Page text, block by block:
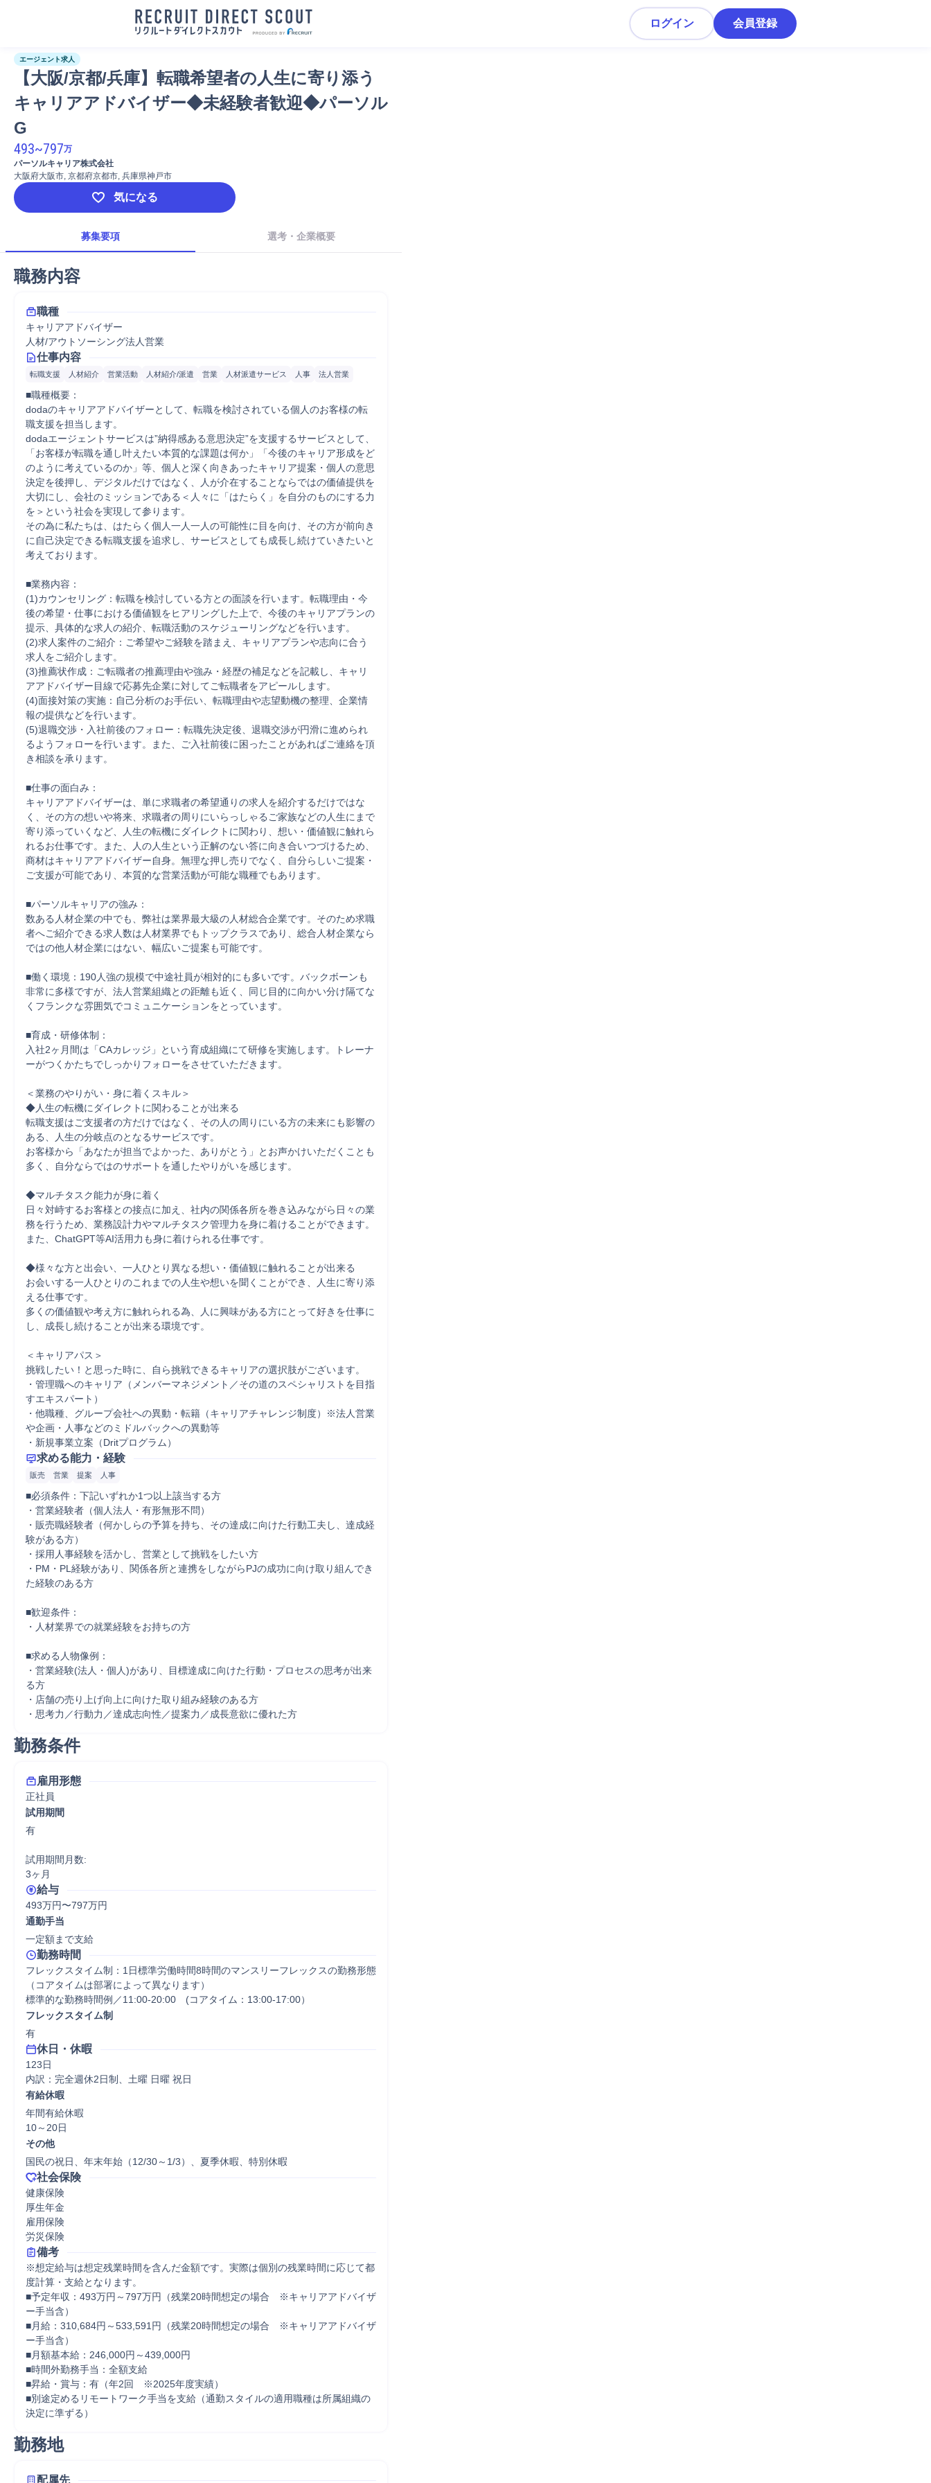
ログイン 会員登録
エージェント求人
【大阪/京都/兵庫】転職希望者の人生に寄り添う
キャリアアドバイザー◆未経験者歓迎◆パーソル
G
493~797万
パーソルキャリア株式会社
大阪府大阪市, 京都府京都市, 兵庫県神戸市
気になる
募集要項 選考・企業概要
職務内容
職種
キャリアアドバイザー
人材/アウトソーシング法人営業
仕事内容
転職支援 人材紹介 営業活動 人材紹介/派遣 営業 人材派遣サービス 人事 法人営業
■職種概要：
dodaのキャリアアドバイザーとして、転職を検討されている個人のお客様の転
職支援を担当します。
dodaエージェントサービスは”納得感ある意思決定”を支援するサービスとして、
「お客様が転職を通し叶えたい本質的な課題は何か」「今後のキャリア形成をど
のように考えているのか」等、個人と深く向きあったキャリア提案・個人の意思
決定を後押し、デジタルだけではなく、人が介在することならではの価値提供を
大切にし、会社のミッションである＜人々に「はたらく」を自分のものにする力
を＞という社会を実現して参ります。
その為に私たちは、はたらく個人一人一人の可能性に目を向け、その方が前向き
に自己決定できる転職支援を追求し、サービスとしても成長し続けていきたいと
考えております。
■業務内容：
(1)カウンセリング：転職を検討している方との面談を行います。転職理由・今
後の希望・仕事における価値観をヒアリングした上で、今後のキャリアプランの
提示、具体的な求人の紹介、転職活動のスケジューリングなどを行います。
(2)求人案件のご紹介：ご希望やご経験を踏まえ、キャリアプランや志向に合う
求人をご紹介します。
(3)推薦状作成：ご転職者の推薦理由や強み・経歴の補足などを記載し、キャリ
アアドバイザー目線で応募先企業に対してご転職者をアピールします。
(4)面接対策の実施：自己分析のお手伝い、転職理由や志望動機の整理、企業情
報の提供などを行います。
(5)退職交渉・入社前後のフォロー：転職先決定後、退職交渉が円滑に進められ
るようフォローを行います。また、ご入社前後に困ったことがあればご連絡を頂
き相談を承ります。
■仕事の面白み：
キャリアアドバイザーは、単に求職者の希望通りの求人を紹介するだけではな
く、その方の想いや将来、求職者の周りにいらっしゃるご家族などの人生にまで
寄り添っていくなど、人生の転機にダイレクトに関わり、想い・価値観に触れら
れるお仕事です。また、人の人生という正解のない答に向き合いつづけるため、
商材はキャリアアドバイザー自身。無理な押し売りでなく、自分らしいご提案・
ご支援が可能であり、本質的な営業活動が可能な職種でもあります。
■パーソルキャリアの強み：
数ある人材企業の中でも、弊社は業界最大級の人材総合企業です。そのため求職
者へご紹介できる求人数は人材業界でもトップクラスであり、総合人材企業なら
ではの他人材企業にはない、幅広いご提案も可能です。
■働く環境：190人強の規模で中途社員が相対的にも多いです。バックボーンも
非常に多様ですが、法人営業組織との距離も近く、同じ目的に向かい分け隔てな
くフランクな雰囲気でコミュニケーションをとっています。
■育成・研修体制：
入社2ヶ月間は「CAカレッジ」という育成組織にて研修を実施します。トレーナ
ーがつくかたちでしっかりフォローをさせていただきます。
＜業務のやりがい・身に着くスキル＞
◆人生の転機にダイレクトに関わることが出来る
転職支援はご支援者の方だけではなく、その人の周りにいる方の未来にも影響の
ある、人生の分岐点のとなるサービスです。
お客様から「あなたが担当でよかった、ありがとう」とお声かけいただくことも
多く、自分ならではのサポートを通したやりがいを感じます。
◆マルチタスク能力が身に着く
日々対峙するお客様との接点に加え、社内の関係各所を巻き込みながら日々の業
務を行うため、業務設計力やマルチタスク管理力を身に着けることができます。
また、ChatGPT等AI活用力も身に着けられる仕事です。
◆様々な方と出会い、一人ひとり異なる想い・価値観に触れることが出来る
お会いする一人ひとりのこれまでの人生や想いを聞くことができ、人生に寄り添
える仕事です。
多くの価値観や考え方に触れられる為、人に興味がある方にとって好きを仕事に
し、成長し続けることが出来る環境です。
＜キャリアパス＞
挑戦したい！と思った時に、自ら挑戦できるキャリアの選択肢がございます。
・管理職へのキャリア（メンバーマネジメント／その道のスペシャリストを目指
すエキスパート）
・他職種、グループ会社への異動・転籍（キャリアチャレンジ制度）※法人営業
や企画・人事などのミドルバックへの異動等
・新規事業立案（Dritプログラム）
求める能力・経験
販売 営業 提案 人事
■必須条件：下記いずれか1つ以上該当する方
・営業経験者（個人法人・有形無形不問）
・販売職経験者（何かしらの予算を持ち、その達成に向けた行動工夫し、達成経
験がある方）
・採用人事経験を活かし、営業として挑戦をしたい方
・PM・PL経験があり、関係各所と連携をしながらPJの成功に向け取り組んでき
た経験のある方
■歓迎条件：
・人材業界での就業経験をお持ちの方
■求める人物像例：
・営業経験(法人・個人)があり、目標達成に向けた行動・プロセスの思考が出来
る方
・店舗の売り上げ向上に向けた取り組み経験のある方
・思考力／行動力／達成志向性／提案力／成長意欲に優れた方
勤務条件
雇用形態
正社員
試用期間
有
試用期間月数:
3ヶ月
給与
493万円〜797万円
通勤手当
一定額まで支給
勤務時間
フレックスタイム制：1日標準労働時間8時間のマンスリーフレックスの勤務形態
（コアタイムは部署によって異なります）
標準的な勤務時間例／11:00‐20:00　(コアタイム：13:00‐17:00）
フレックスタイム制
有
休日・休暇
123日
内訳：完全週休2日制、土曜 日曜 祝日
有給休暇
年間有給休暇
10～20日
その他
国民の祝日、年末年始（12/30～1/3）、夏季休暇、特別休暇
社会保険
健康保険
厚生年金
雇用保険
労災保険
備考
※想定給与は想定残業時間を含んだ金額です。実際は個別の残業時間に応じて都
度計算・支給となります。
■予定年収：493万円～797万円（残業20時間想定の場合　※キャリアアドバイザ
ー手当含）
■月給：310,684円～533,591円（残業20時間想定の場合　※キャリアアドバイザ
ー手当含）
■月額基本給：246,000円～439,000円
■時間外勤務手当：全額支給
■昇給・賞与：有（年2回　※2025年度実績）
■別途定めるリモートワーク手当を支給（通勤スタイルの適用職種は所属組織の
決定に準ずる）
勤務地
配属先